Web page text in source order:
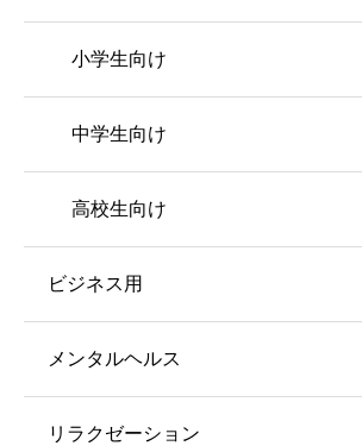
小学生向け
中学生向け
高校生向け
ビジネス用
メンタルヘルス
リラクゼーション